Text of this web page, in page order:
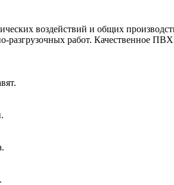
воздействий и общих
разгрузочных работ. Качественное